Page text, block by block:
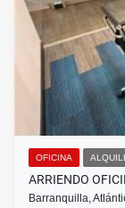
OFICINA
ARRIENDO
Barranquilla,